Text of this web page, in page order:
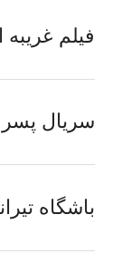
فیلم
سریال
باشگاه